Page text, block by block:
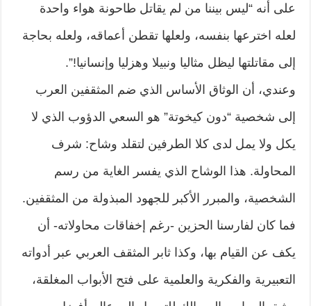
على أنه “ليس بيننا من لم يقاتل طاحونة هواء واحدة
لعله اخترعها بنفسه، ولعلها تقطن أعماقه، ولعله بحاجة
إلى مقاتلتها ليظل مثاليا ونبيلا وهزليا وإنسانيا!”.
وعندي، أن الوثاق الأساس الذي ضم المثقفين العرب
إلى شخصية “دون كيخوتة” هو السعي الدؤوب الذي لا
يكل ولا يمل لدى كلا الطرفين لتقلد وشاح: شرف
المحاولة. هذا الوشاح الذي يفسر الغاية من رسم
الشخصية، والمبرر الأكبر للجهود المبذولة من المثقفين.
فما كان لفارسنا الحزين -رغم إخفاقات محاولاته- أن
يكف عن القيام بها، وكذا ثابر المثقف العربي عبر أدواته
التعبيرية والفكرية والعلمية على فتح الأبواب المغلقة،